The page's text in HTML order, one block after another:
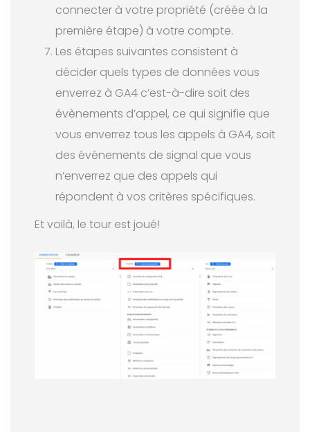
connecter à votre propriété (créée à la
première étape) à votre compte.
Les étapes suivantes consistent à
décider quels types de données vous
enverrez à GA4 c’est-à-dire soit des
évènements d’appel, ce qui signifie que
vous enverrez tous les appels à GA4, soit
des événements de signal que vous
n’enverrez que des appels qui
répondent à vos critères spécifiques.
Et voilà, le tour est joué!